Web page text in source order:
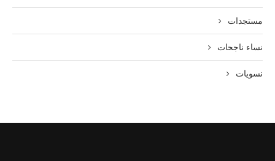
مستجدات
نساء ناجحات
نسويات